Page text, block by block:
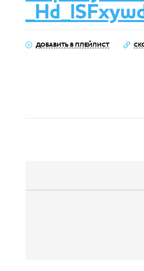
ДОБАВИТЬ В ПЛЕЙЛИСТ